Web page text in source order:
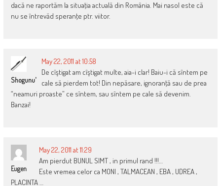
dacă ne raportăm la situaţia actuală din România. Mai nasol este că
nu se întrevăd speranţe ptr. viitor.
Shogunu'
May 22, 2011 at 10:58
De cîştigat am cîştigat multe, aia-i clar! Baiu-i că sîntem pe
cale să pierdem tot! Din nepăsare, ignoranţă sau de prea
“neamuri proaste” ce sîntem, sau sîntem pe cale să devenim.
Banzai!
Eugen
May 22, 2011 at 11:29
Am pierdut BUNUL SIMT , in primul rand !!!…
Este vremea celor ca MONI , TALMACEAN , EBA , UDREA ,
PLACINTA …